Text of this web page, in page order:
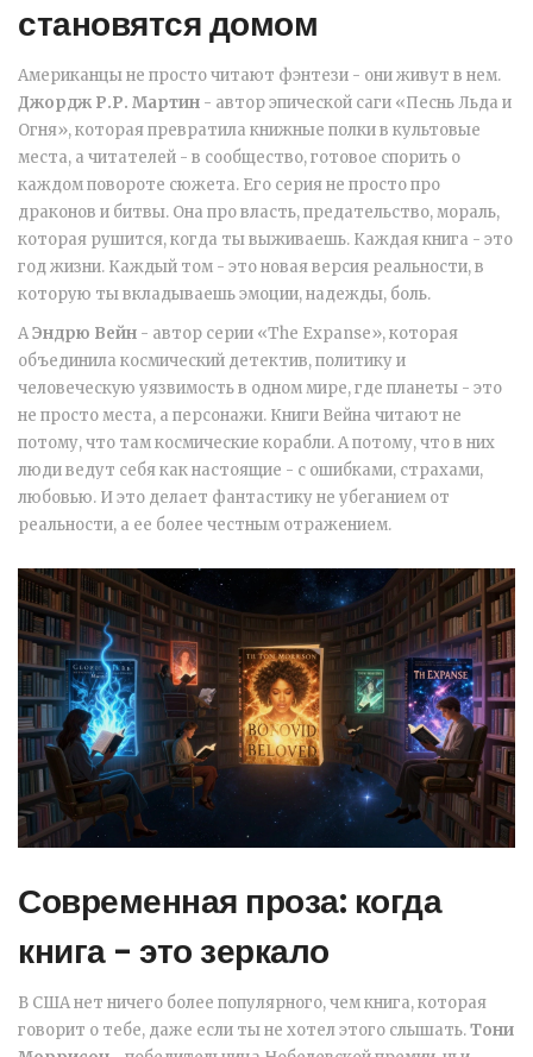
становятся домом
Американцы не просто читают фэнтези - они живут в нем.
Джордж Р.Р. Мартин - автор эпической саги «Песнь Льда и
Огня», которая превратила книжные полки в культовые
места, а читателей - в сообщество, готовое спорить о
каждом повороте сюжета. Его серия не просто про
драконов и битвы. Она про власть, предательство, мораль,
которая рушится, когда ты выживаешь. Каждая книга - это
год жизни. Каждый том - это новая версия реальности, в
которую ты вкладываешь эмоции, надежды, боль.
АЭндрю Вейн - автор серии «The Expanse», которая
объединила космический детектив, политику и
человеческую уязвимость в одном мире, где планеты - это
не просто места, а персонажи. Книги Вейна читают не
потому, что там космические корабли. А потому, что в них
люди ведут себя как настоящие - с ошибками, страхами,
любовью. И это делает фантастику не убеганием от
реальности, а ее более честным отражением.
Современная проза: когда
книга - это зеркало
В США нет ничего более популярного, чем книга, которая
говорит о тебе, даже если ты не хотел этого слышать.Тони